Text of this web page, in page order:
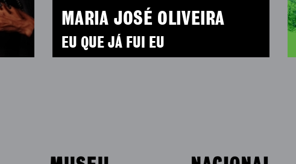
MARIA JOSÉ OLIVEIRA
EU QUE JÁ FUI EU